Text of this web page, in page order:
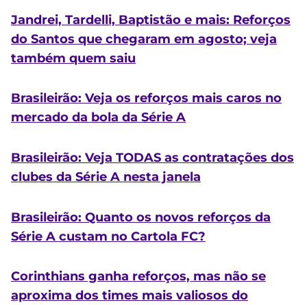
Jandrei, Tardelli, Baptistão e mais: Reforços
do Santos que chegaram em agosto; veja
também quem saiu
Brasileirão: Veja os reforços mais caros no
mercado da bola da Série A
Brasileirão: Veja TODAS as contratações dos
clubes da Série A nesta janela
Brasileirão: Quanto os novos reforços da
Série A custam no Cartola FC?
Corinthians ganha reforços, mas não se
aproxima dos times mais valiosos do